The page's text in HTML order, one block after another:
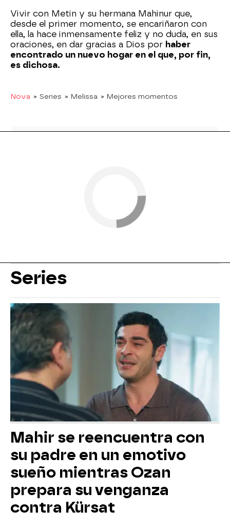
Vivir con Metin y su hermana Mahinur que,
desde el primer momento, se encariñaron con
ella, la hace inmensamente feliz y no duda, en sus
oraciones, en dar gracias a Dios por haber
encontrado un nuevo hogar en el que, por fin,
es dichosa.
Nova » Series » Melissa » Mejores momentos
Series
Mahir se reencuentra con
su padre en un emotivo
sueño mientras Ozan
prepara su venganza
contra Kürsat